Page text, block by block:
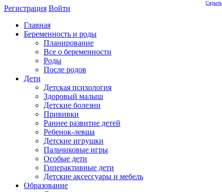
Регистрация Войти
Главная
Беременность и роды
Планирование
Все о беременности
Роды
После родов
Дети
Детская психология
Здоровый малыш
Детские болезни
Прививки
Раннее развитие детей
Ребенок-левша
Детские игрушки
Пальчиковые игры
Особые дети
Гиперактивные дети
Детские аксессуары и мебель
Образование
Скрыть